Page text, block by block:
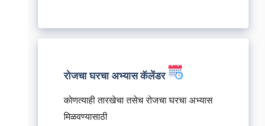
रोजचा घरचा अभ्यास कॅलेंडर
कोणत्याही तारखेचा तसेच रोजचा घरचा अभ्यास
मिळवण्यासाठी